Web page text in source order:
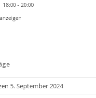
18:00 - 20:00
5. September 2024